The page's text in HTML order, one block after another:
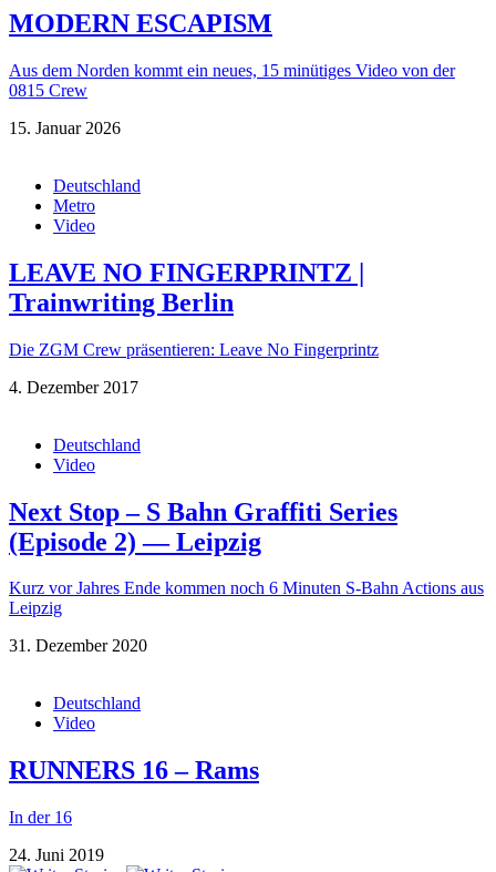
MODERN ESCAPISM
Aus dem Norden kommt ein neues, 15 minütiges Video von der
0815 Crew
15. Januar 2026
Deutschland
Metro
Video
LEAVE NO FINGERPRINTZ |
Trainwriting Berlin
Die ZGM Crew präsentieren: Leave No Fingerprintz
4. Dezember 2017
Deutschland
Video
Next Stop – S Bahn Graffiti Series
(Episode 2) — Leipzig
Kurz vor Jahres Ende kommen noch 6 Minuten S-Bahn Actions aus
Leipzig
31. Dezember 2020
Deutschland
Video
RUNNERS 16 – Rams
In der 16
24. Juni 2019